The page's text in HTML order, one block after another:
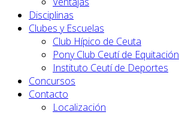
Disciplinas
Clubes y Escuelas
Club Hípico de Ceuta
Pony Club Ceutí de Equitación
Instituto Ceutí de Deportes
Concursos
Contacto
Localización